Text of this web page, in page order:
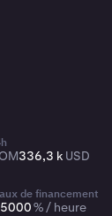
336,3 k USD
de financement
% / heure